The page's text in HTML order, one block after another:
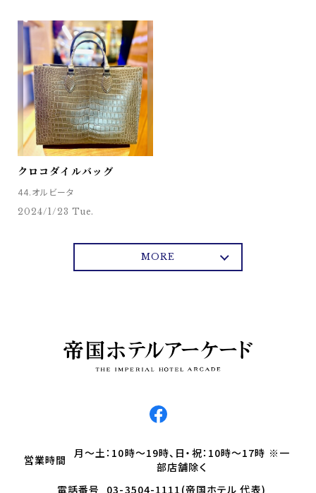
クロコダイルバッグ
44.オルビータ
2024/1/23 Tue.
MORE
営業時間
月～土：10時～19時、日・祝：10時～17時 ※一
部店舗除く
電話番号
03-3504-1111(帝国ホテル 代表)